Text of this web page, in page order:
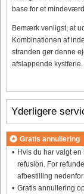
base for et
Bemærk venligst, at
Kombinationen af
stranden gør denne
afslappende kystferie.
Yderligere
Gratis annullering
Hvis du har valgt
refusion. For
afbestilling
Gratis annullering